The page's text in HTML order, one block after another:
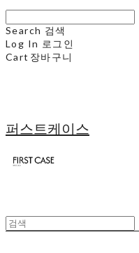
Search 검색
Log In 로그인
Cart 장바구니
퍼스트케이스